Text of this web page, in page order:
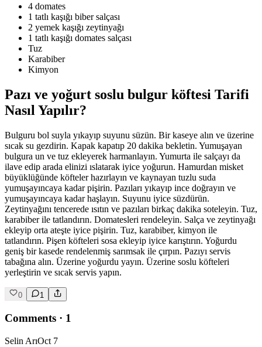
4 domates
1 tatlı kaşığı biber salçası
2 yemek kaşığı zeytinyağı
1 tatlı kaşığı domates salçası
Tuz
Karabiber
Kimyon
Pazı ve yoğurt soslu bulgur köftesi Tarifi
Nasıl Yapılır?
Bulguru bol suyla yıkayıp suyunu süzün. Bir kaseye alın ve üzerine
sıcak su gezdirin. Kapak kapatıp 20 dakika bekletin. Yumuşayan
bulgura un ve tuz ekleyerek harmanlayın. Yumurta ile salçayı da
ilave edip arada elinizi ıslatarak iyice yoğurun. Hamurdan misket
büyüklüğünde köfteler hazırlayın ve kaynayan tuzlu suda
yumuşayıncaya kadar pişirin. Pazıları yıkayıp ince doğrayın ve
yumuşayıncaya kadar haşlayın. Suyunu iyice süzdürün.
Zeytinyağını tencerede ısıtın ve pazıları birkaç dakika soteleyin. Tuz,
karabiber ile tatlandırın. Domatesleri rendeleyin. Salça ve zeytinyağı
ekleyip orta ateşte iyice pişirin. Tuz, karabiber, kimyon ile
tatlandırın. Pişen köfteleri sosa ekleyip iyice karıştırın. Yoğurdu
geniş bir kasede rendelenmiş sarımsak ile çırpın. Pazıyı servis
tabağına alın. Üzerine yoğurdu yayın. Üzerine soslu köfteleri
yerleştirin ve sıcak servis yapın.
0 1
Comments · 1
Selin ArıOct 7